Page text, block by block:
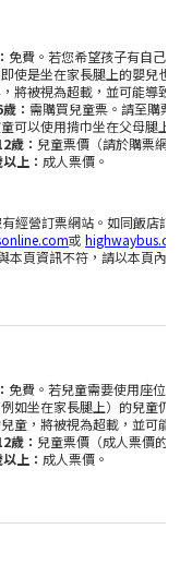
免費。若您希望孩子有自己的
使是坐在家長腿上的嬰兒也
將被視為超載，並可能導致無
： 需購買兒童票。請至購票
可以使用揹巾坐在父母腿上，
歲： 兒童票價（請於購票網站
上： 成人票價。
經營訂票網站。如同飯店訂房
或 highwaybus.com
本頁資訊不符，請以本頁內容
免費。若兒童需要使用座位，
如坐在家長腿上）的兒童仍
童，將被視為超載，並可能導
歲： 兒童票價（成人票價的半
上： 成人票價。